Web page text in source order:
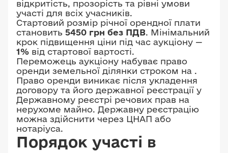
відкритість, прозорість та рівні умови
участі для всіх учасників.
Стартовий розмір річної орендної плати
становить 5450 грн без ПДВ. Мінімальний
крок підвищення ціни під час аукціону —
1% від стартової вартості.
Переможець аукціону набуває право
оренди земельної ділянки строком на .
Право оренди виникає після укладення
договору та його державної реєстрації у
Державному реєстрі речових прав на
нерухоме майно. Державну реєстрацію
можна здійснити через ЦНАП або
нотаріуса.
Порядок участі в